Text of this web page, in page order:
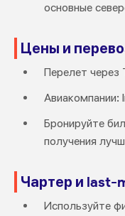
основные
Цены и
Перелет через
Авиакомпании:
Бронируйте
получения
Чартер и last-
Используйте